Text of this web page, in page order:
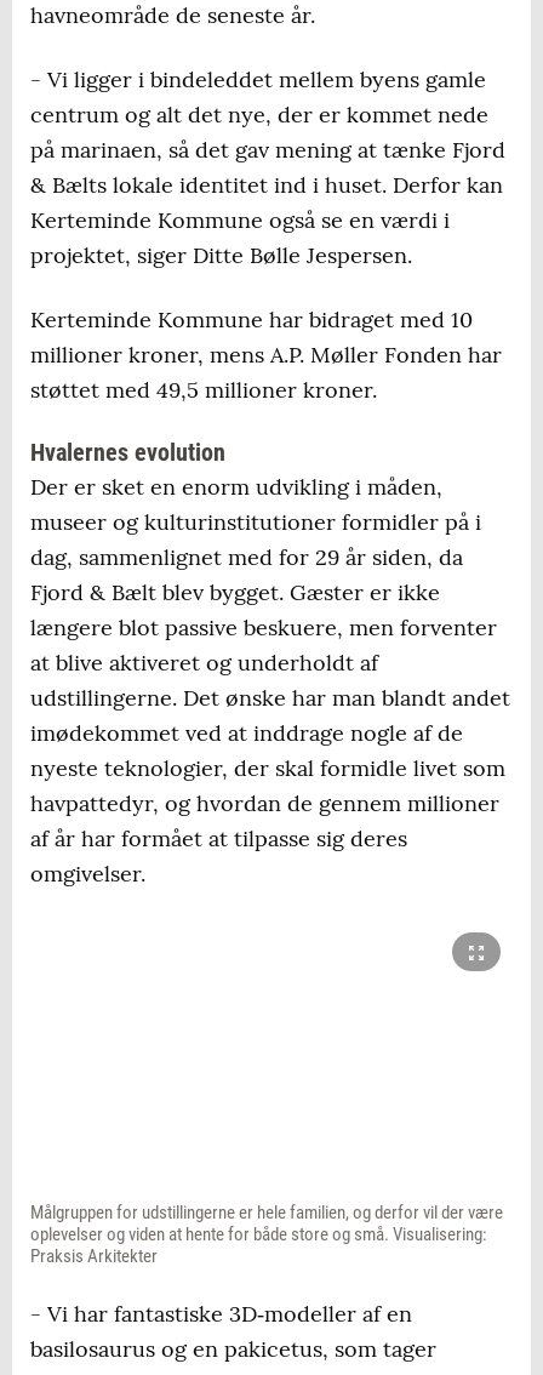
havneområde de seneste år.
- Vi ligger i bindeleddet mellem byens gamle
centrum og alt det nye, der er kommet nede
på marinaen, så det gav mening at tænke Fjord
& Bælts lokale identitet ind i huset. Derfor kan
Kerteminde Kommune også se en værdi i
projektet, siger Ditte Bølle Jespersen.
Kerteminde Kommune har bidraget med 10
millioner kroner, mens A.P. Møller Fonden har
støttet med 49,5 millioner kroner.
Hvalernes evolution
Der er sket en enorm udvikling i måden,
museer og kulturinstitutioner formidler på i
dag, sammenlignet med for 29 år siden, da
Fjord & Bælt blev bygget. Gæster er ikke
længere blot passive beskuere, men forventer
at blive aktiveret og underholdt af
udstillingerne. Det ønske har man blandt andet
imødekommet ved at inddrage nogle af de
nyeste teknologier, der skal formidle livet som
havpattedyr, og hvordan de gennem millioner
af år har formået at tilpasse sig deres
omgivelser.
Målgruppen for udstillingerne er hele familien, og derfor vil der være
oplevelser og viden at hente for både store og små. Visualisering:
Praksis Arkitekter
- Vi har fantastiske 3D‑modeller af en
basilosaurus og en pakicetus, som tager